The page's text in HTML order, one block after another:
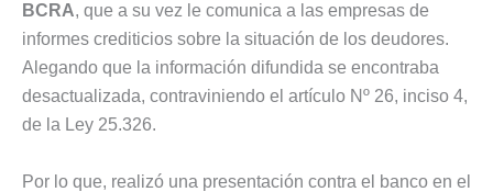
BCRA, que a su vez le comunica a las empresas de
informes crediticios sobre la situación de los deudores.
Alegando que la información difundida se encontraba
desactualizada, contraviniendo el artículo Nº 26, inciso 4,
de la Ley 25.326.
Por lo que, realizó una presentación contra el banco en el